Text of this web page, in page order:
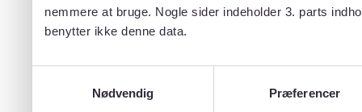
nemmere at bruge. Nogle sider indeholder 3. parts
benytter ikke denne data.
Nødvendig
Præferencer